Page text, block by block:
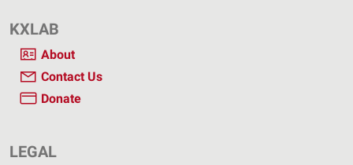
KXLAB
About
Contact Us
Donate
LEGAL